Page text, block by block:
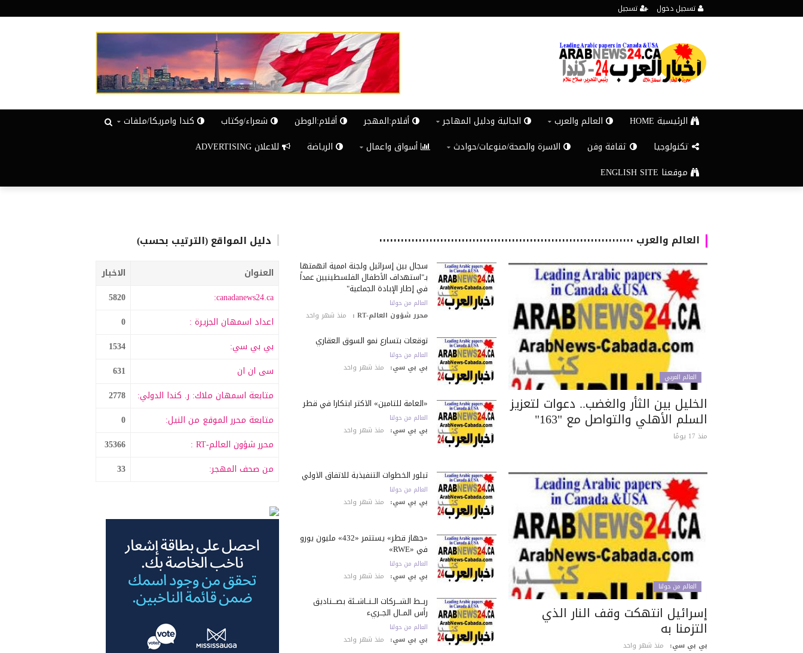
تسجيل دخول تسجيل
الرئيسية HOME العالم والعرب الجالية ودليل المهاجر أقلام:المهجر أقلام:الوطن شعراء/وكتاب
كندا وامريكا/ملفات
تكنولوجيا
ثقافة وفن الاسرة والصحة/منوعات/حوادث أسواق واعمال الرياضة
للاعلان ADVERTISING
موقعنا ENGLISH SITE
دليل المواقع (الترتيب بحسب)
العنوان
الاخبار
canadanews24.ca:
5820
اعداد اسمهان الجزيرة :
0
بي بي سي:
1534
سى ان ان
631
متابعة اسمهان ملاك: ر. كندا الدولي:
2778
متابعة محرر الموقع من النيل:
0
محرر شؤون العالم-RT :
35366
من صحف المهجر:
33
العالم والعرب ٠٠٠٠٠٠٠٠٠٠٠٠٠٠٠٠٠٠٠٠٠٠٠٠٠٠٠٠٠٠٠٠٠٠٠٠٠٠٠٠٠٠٠٠٠٠٠٠٠٠٠٠٠٠٠٠٠٠٠٠٠٠٠٠٠٠٠٠٠٠٠
العالم العربي
الخليل بين الثأر والغضب.. دعوات لتعزيز
السلم الأهلي والتواصل مع "163"
منذ 17 يومًا
سجال بين إسرائيل ولجنة أممية اتهمتها
بـ"استهداف الأطفال الفلسطينيين عمداً
في إطار الإبادة الجماعية"
العالم من حولنا
محرر شؤون العالم-RT : منذ شهر واحد
توقعات بتسارع نمو السوق العقاري
العالم من حولنا
بي بي سي: منذ شهر واحد
«العامة للتأمين» الأكثر ابتكاراً في قطر
العالم من حولنا
بي بي سي: منذ شهر واحد
العالم من حولنا
إسرائيل انتهكت وقف النار الذي
التزمنا به
بي بي سي: منذ شهر واحد
تبلور الخطوات التنفيذية للاتفاق الأولي
العالم من حولنا
بي بي سي: منذ شهر واحد
«جهاز قطر» يستثمر «432» مليون يورو
في «RWE»
العالم من حولنا
بي بي سي: منذ شهر واحد
ربــط الشـــركات الــنــاشــئة بصـــناديق
رأس المــال الجــريء
العالم من حولنا
بي بي سي: منذ شهر واحد